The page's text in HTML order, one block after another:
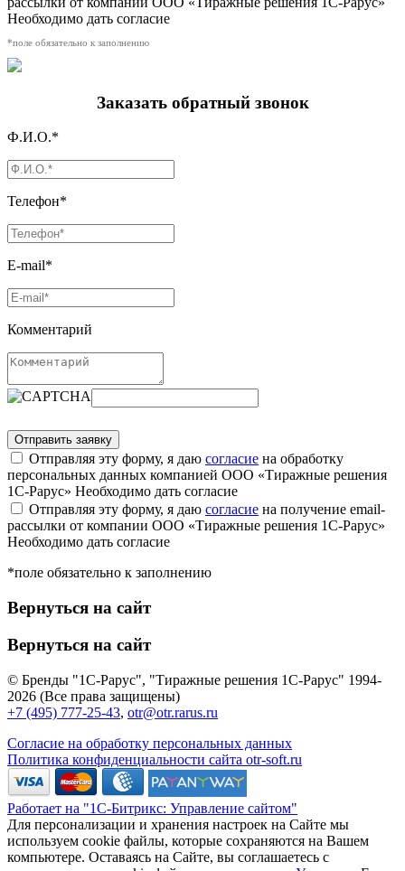
Необходимо дать согласие
*поле обязательно к заполнению
Заказать обратный звонок
Ф.И.О.*
Телефон*
E-mail*
Комментарий
Отправляя эту форму, я даю согласие на обработку
персональных данных компанией ООО «Тиражные решения
1С-Рарус» Необходимо дать согласие
Отправляя эту форму, я даю согласие на получение email-
рассылки от компании ООО «Тиражные решения 1С-Рарус»
Необходимо дать согласие
*поле обязательно к заполнению
Вернуться на сайт
Вернуться на сайт
© Бренды "1С-Рарус", "Тиражные решения 1С-Рарус" 1994-
2026 (Все права защищены)
+7 (495) 777-25-43, otr@otr.rarus.ru
Согласие на обработку персональных данных
Политика конфиденциальности сайта otr-soft.ru
Работает на "1С-Битрикс: Управление сайтом"
Для персонализации и хранения настроек на Сайте мы
используем cookie файлы, которые сохраняются на Вашем
компьютере. Оставаясь на Сайте, вы соглашаетесь с